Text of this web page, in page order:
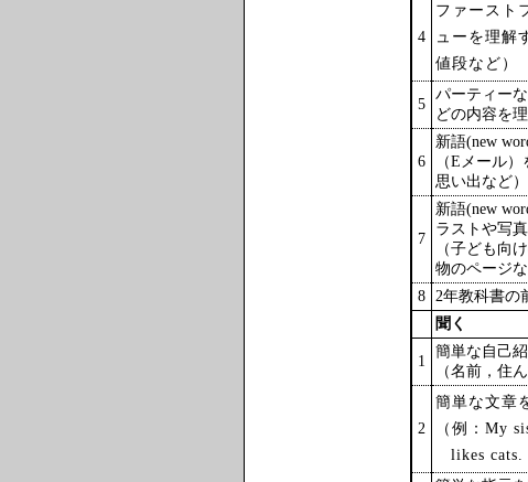
4
ファースト
ューを理解
値段など）
5
パーティー
どの内容を
6
新語(new
（Eメール
思い出など）
7
新語(new
ラストや写
（子ども向
物のページな
8 2年教科書の
聞く
1
簡単な自己
（名前，住
2
簡単な文章
（例：My
likes cats.